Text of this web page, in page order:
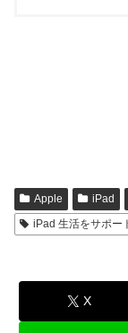
Apple iPad
iPad 生活をサポー
X